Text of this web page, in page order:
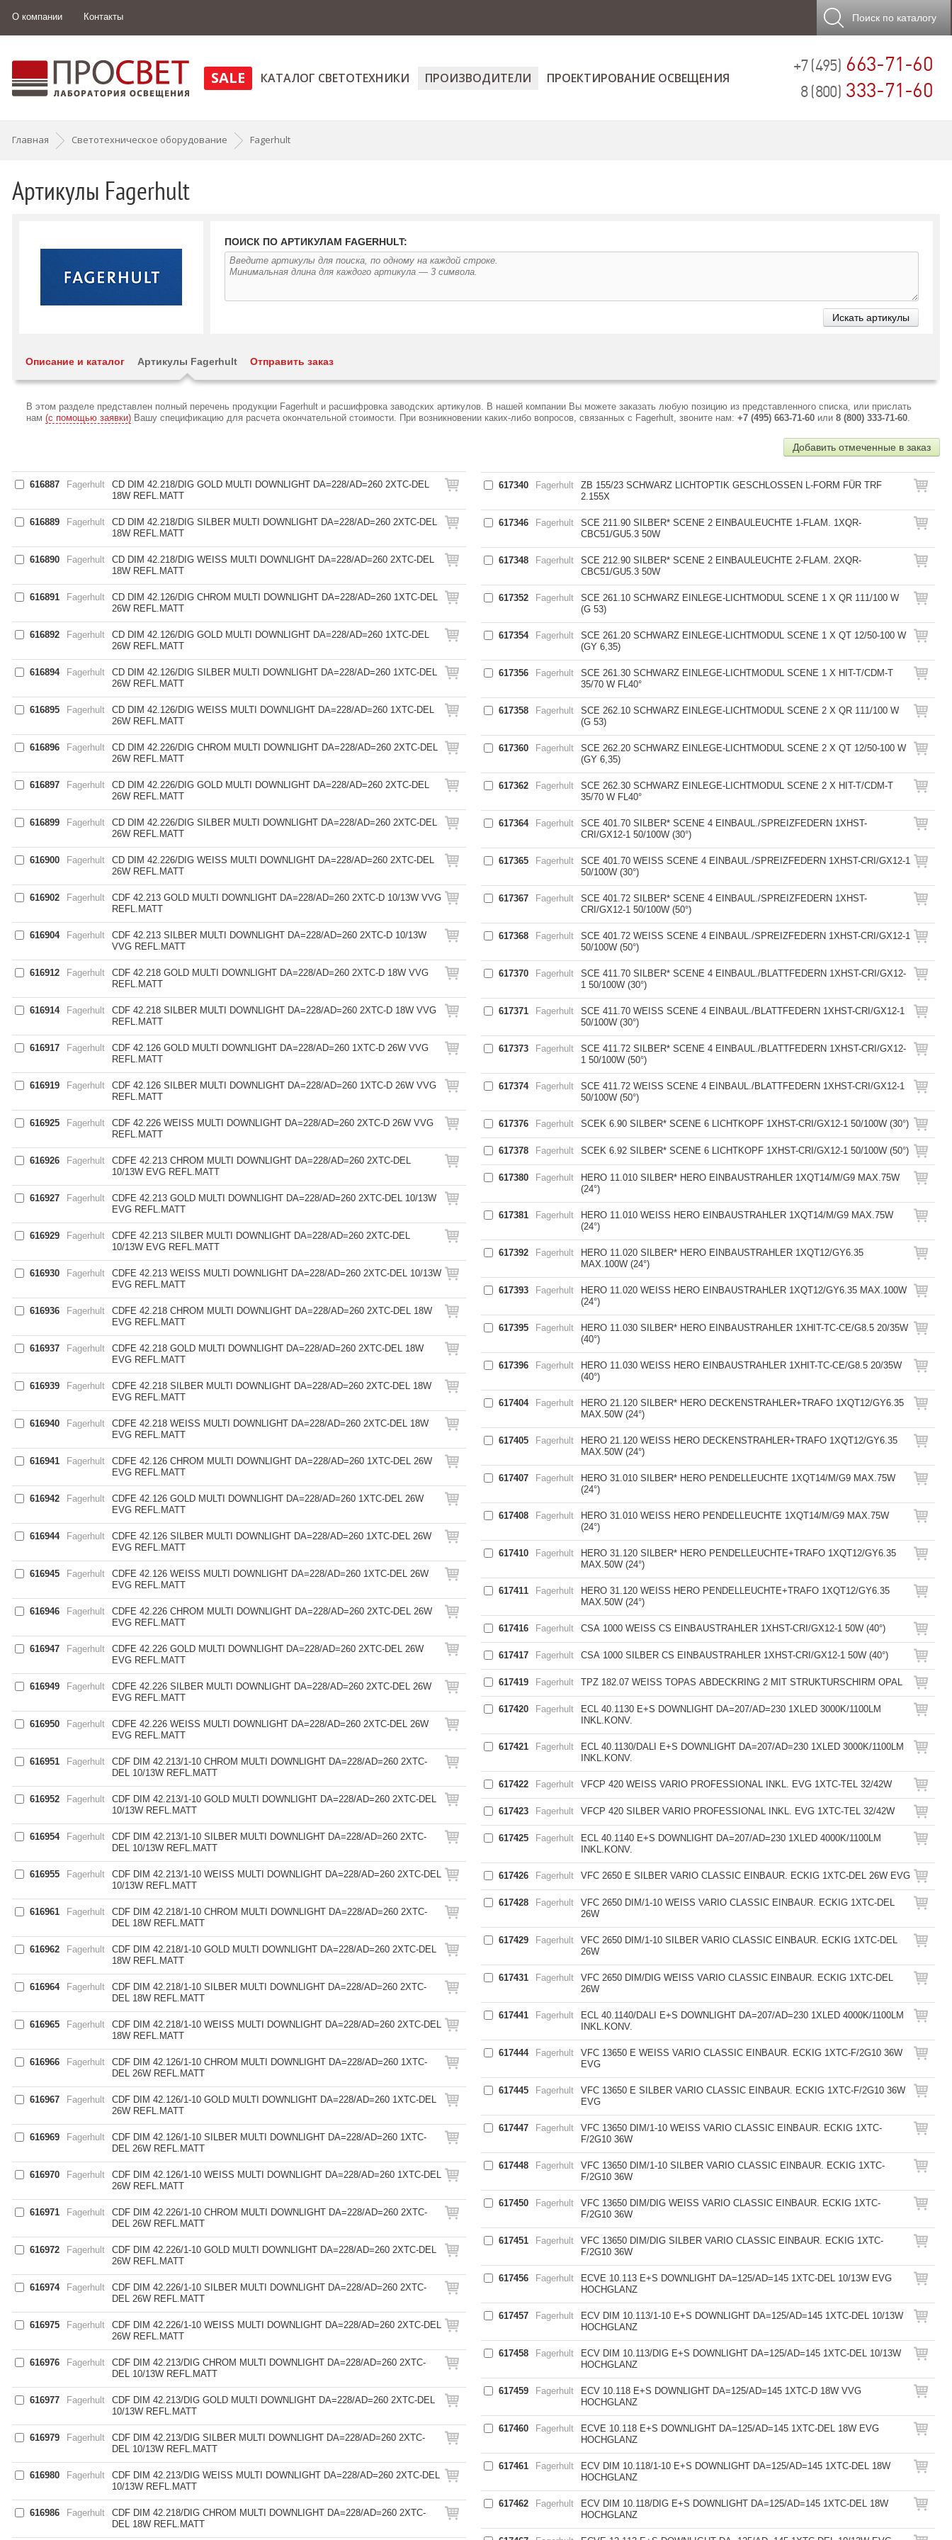
О компании Контакты Поиск по каталогу
+7 (495) 663-71-60
8 (800) 333-71-60
SALE КАТАЛОГ СВЕТОТЕХНИКИ ПРОИЗВОДИТЕЛИ ПРОЕКТИРОВАНИЕ ОСВЕЩЕНИЯ
Главная Светотехническое оборудование Fagerhult
Артикулы Fagerhult
ПОИСК ПО АРТИКУЛАМ FAGERHULT:
Описание и каталог Артикулы Fagerhult Отправить заказ
В этом разделе представлен полный перечень продукции Fagerhult и расшифровка заводских артикулов. В нашей компании Вы можете заказать любую позицию из представленного списка, или прислать
нам (с помощью заявки) Вашу спецификацию для расчета окончательной стоимости. При возникновении каких-либо вопросов, связанных с Fagerhult, звоните нам: +7 (495) 663-71-60 или 8 (800) 333-71-60.
Добавить отмеченные в заказ
616887 Fagerhult
CD DIM 42.218/DIG GOLD MULTI DOWNLIGHT DA=228/AD=260 2XTC-DEL
18W REFL.MATT
616889 Fagerhult
CD DIM 42.218/DIG SILBER MULTI DOWNLIGHT DA=228/AD=260 2XTC-DEL
18W REFL.MATT
616890 Fagerhult
CD DIM 42.218/DIG WEISS MULTI DOWNLIGHT DA=228/AD=260 2XTC-DEL
18W REFL.MATT
616891 Fagerhult
CD DIM 42.126/DIG CHROM MULTI DOWNLIGHT DA=228/AD=260 1XTC-DEL
26W REFL.MATT
616892 Fagerhult
CD DIM 42.126/DIG GOLD MULTI DOWNLIGHT DA=228/AD=260 1XTC-DEL
26W REFL.MATT
616894 Fagerhult
CD DIM 42.126/DIG SILBER MULTI DOWNLIGHT DA=228/AD=260 1XTC-DEL
26W REFL.MATT
616895 Fagerhult
CD DIM 42.126/DIG WEISS MULTI DOWNLIGHT DA=228/AD=260 1XTC-DEL
26W REFL.MATT
616896 Fagerhult
CD DIM 42.226/DIG CHROM MULTI DOWNLIGHT DA=228/AD=260 2XTC-DEL
26W REFL.MATT
616897 Fagerhult
CD DIM 42.226/DIG GOLD MULTI DOWNLIGHT DA=228/AD=260 2XTC-DEL
26W REFL.MATT
616899 Fagerhult
CD DIM 42.226/DIG SILBER MULTI DOWNLIGHT DA=228/AD=260 2XTC-DEL
26W REFL.MATT
616900 Fagerhult
CD DIM 42.226/DIG WEISS MULTI DOWNLIGHT DA=228/AD=260 2XTC-DEL
26W REFL.MATT
616902 Fagerhult
CDF 42.213 GOLD MULTI DOWNLIGHT DA=228/AD=260 2XTC-D 10/13W VVG
REFL.MATT
616904 Fagerhult
CDF 42.213 SILBER MULTI DOWNLIGHT DA=228/AD=260 2XTC-D 10/13W
VVG REFL.MATT
616912 Fagerhult
CDF 42.218 GOLD MULTI DOWNLIGHT DA=228/AD=260 2XTC-D 18W VVG
REFL.MATT
616914 Fagerhult
CDF 42.218 SILBER MULTI DOWNLIGHT DA=228/AD=260 2XTC-D 18W VVG
REFL.MATT
616917 Fagerhult
CDF 42.126 GOLD MULTI DOWNLIGHT DA=228/AD=260 1XTC-D 26W VVG
REFL.MATT
616919 Fagerhult
CDF 42.126 SILBER MULTI DOWNLIGHT DA=228/AD=260 1XTC-D 26W VVG
REFL.MATT
616925 Fagerhult
CDF 42.226 WEISS MULTI DOWNLIGHT DA=228/AD=260 2XTC-D 26W VVG
REFL.MATT
616926 Fagerhult
CDFE 42.213 CHROM MULTI DOWNLIGHT DA=228/AD=260 2XTC-DEL
10/13W EVG REFL.MATT
616927 Fagerhult
CDFE 42.213 GOLD MULTI DOWNLIGHT DA=228/AD=260 2XTC-DEL 10/13W
EVG REFL.MATT
616929 Fagerhult
CDFE 42.213 SILBER MULTI DOWNLIGHT DA=228/AD=260 2XTC-DEL
10/13W EVG REFL.MATT
616930 Fagerhult
CDFE 42.213 WEISS MULTI DOWNLIGHT DA=228/AD=260 2XTC-DEL 10/13W
EVG REFL.MATT
616936 Fagerhult
CDFE 42.218 CHROM MULTI DOWNLIGHT DA=228/AD=260 2XTC-DEL 18W
EVG REFL.MATT
616937 Fagerhult
CDFE 42.218 GOLD MULTI DOWNLIGHT DA=228/AD=260 2XTC-DEL 18W
EVG REFL.MATT
616939 Fagerhult
CDFE 42.218 SILBER MULTI DOWNLIGHT DA=228/AD=260 2XTC-DEL 18W
EVG REFL.MATT
616940 Fagerhult
CDFE 42.218 WEISS MULTI DOWNLIGHT DA=228/AD=260 2XTC-DEL 18W
EVG REFL.MATT
616941 Fagerhult
CDFE 42.126 CHROM MULTI DOWNLIGHT DA=228/AD=260 1XTC-DEL 26W
EVG REFL.MATT
616942 Fagerhult
CDFE 42.126 GOLD MULTI DOWNLIGHT DA=228/AD=260 1XTC-DEL 26W
EVG REFL.MATT
616944 Fagerhult
CDFE 42.126 SILBER MULTI DOWNLIGHT DA=228/AD=260 1XTC-DEL 26W
EVG REFL.MATT
616945 Fagerhult
CDFE 42.126 WEISS MULTI DOWNLIGHT DA=228/AD=260 1XTC-DEL 26W
EVG REFL.MATT
616946 Fagerhult
CDFE 42.226 CHROM MULTI DOWNLIGHT DA=228/AD=260 2XTC-DEL 26W
EVG REFL.MATT
616947 Fagerhult
CDFE 42.226 GOLD MULTI DOWNLIGHT DA=228/AD=260 2XTC-DEL 26W
EVG REFL.MATT
616949 Fagerhult
CDFE 42.226 SILBER MULTI DOWNLIGHT DA=228/AD=260 2XTC-DEL 26W
EVG REFL.MATT
616950 Fagerhult
CDFE 42.226 WEISS MULTI DOWNLIGHT DA=228/AD=260 2XTC-DEL 26W
EVG REFL.MATT
616951 Fagerhult
CDF DIM 42.213/1-10 CHROM MULTI DOWNLIGHT DA=228/AD=260 2XTC-
DEL 10/13W REFL.MATT
616952 Fagerhult
CDF DIM 42.213/1-10 GOLD MULTI DOWNLIGHT DA=228/AD=260 2XTC-DEL
10/13W REFL.MATT
616954 Fagerhult
CDF DIM 42.213/1-10 SILBER MULTI DOWNLIGHT DA=228/AD=260 2XTC-
DEL 10/13W REFL.MATT
616955 Fagerhult
CDF DIM 42.213/1-10 WEISS MULTI DOWNLIGHT DA=228/AD=260 2XTC-DEL
10/13W REFL.MATT
616961 Fagerhult
CDF DIM 42.218/1-10 CHROM MULTI DOWNLIGHT DA=228/AD=260 2XTC-
DEL 18W REFL.MATT
616962 Fagerhult
CDF DIM 42.218/1-10 GOLD MULTI DOWNLIGHT DA=228/AD=260 2XTC-DEL
18W REFL.MATT
616964 Fagerhult
CDF DIM 42.218/1-10 SILBER MULTI DOWNLIGHT DA=228/AD=260 2XTC-
DEL 18W REFL.MATT
616965 Fagerhult
CDF DIM 42.218/1-10 WEISS MULTI DOWNLIGHT DA=228/AD=260 2XTC-DEL
18W REFL.MATT
616966 Fagerhult
CDF DIM 42.126/1-10 CHROM MULTI DOWNLIGHT DA=228/AD=260 1XTC-
DEL 26W REFL.MATT
616967 Fagerhult
CDF DIM 42.126/1-10 GOLD MULTI DOWNLIGHT DA=228/AD=260 1XTC-DEL
26W REFL.MATT
616969 Fagerhult
CDF DIM 42.126/1-10 SILBER MULTI DOWNLIGHT DA=228/AD=260 1XTC-
DEL 26W REFL.MATT
616970 Fagerhult
CDF DIM 42.126/1-10 WEISS MULTI DOWNLIGHT DA=228/AD=260 1XTC-DEL
26W REFL.MATT
616971 Fagerhult
CDF DIM 42.226/1-10 CHROM MULTI DOWNLIGHT DA=228/AD=260 2XTC-
DEL 26W REFL.MATT
616972 Fagerhult
CDF DIM 42.226/1-10 GOLD MULTI DOWNLIGHT DA=228/AD=260 2XTC-DEL
26W REFL.MATT
616974 Fagerhult
CDF DIM 42.226/1-10 SILBER MULTI DOWNLIGHT DA=228/AD=260 2XTC-
DEL 26W REFL.MATT
616975 Fagerhult
CDF DIM 42.226/1-10 WEISS MULTI DOWNLIGHT DA=228/AD=260 2XTC-DEL
26W REFL.MATT
616976 Fagerhult
CDF DIM 42.213/DIG CHROM MULTI DOWNLIGHT DA=228/AD=260 2XTC-
DEL 10/13W REFL.MATT
616977 Fagerhult
CDF DIM 42.213/DIG GOLD MULTI DOWNLIGHT DA=228/AD=260 2XTC-DEL
10/13W REFL.MATT
616979 Fagerhult
CDF DIM 42.213/DIG SILBER MULTI DOWNLIGHT DA=228/AD=260 2XTC-
DEL 10/13W REFL.MATT
616980 Fagerhult
CDF DIM 42.213/DIG WEISS MULTI DOWNLIGHT DA=228/AD=260 2XTC-DEL
10/13W REFL.MATT
616986 Fagerhult
CDF DIM 42.218/DIG CHROM MULTI DOWNLIGHT DA=228/AD=260 2XTC-
DEL 18W REFL.MATT
617340 Fagerhult
ZB 155/23 SCHWARZ LICHTOPTIK GESCHLOSSEN L-FORM FÜR TRF
2.155X
617346 Fagerhult
SCE 211.90 SILBER* SCENE 2 EINBAULEUCHTE 1-FLAM. 1XQR-
CBC51/GU5.3 50W
617348 Fagerhult
SCE 212.90 SILBER* SCENE 2 EINBAULEUCHTE 2-FLAM. 2XQR-
CBC51/GU5.3 50W
617352 Fagerhult
SCE 261.10 SCHWARZ EINLEGE-LICHTMODUL SCENE 1 X QR 111/100 W
(G 53)
617354 Fagerhult
SCE 261.20 SCHWARZ EINLEGE-LICHTMODUL SCENE 1 X QT 12/50-100 W
(GY 6,35)
617356 Fagerhult
SCE 261.30 SCHWARZ EINLEGE-LICHTMODUL SCENE 1 X HIT-T/CDM-T
35/70 W FL40°
617358 Fagerhult
SCE 262.10 SCHWARZ EINLEGE-LICHTMODUL SCENE 2 X QR 111/100 W
(G 53)
617360 Fagerhult
SCE 262.20 SCHWARZ EINLEGE-LICHTMODUL SCENE 2 X QT 12/50-100 W
(GY 6,35)
617362 Fagerhult
SCE 262.30 SCHWARZ EINLEGE-LICHTMODUL SCENE 2 X HIT-T/CDM-T
35/70 W FL40°
617364 Fagerhult
SCE 401.70 SILBER* SCENE 4 EINBAUL./SPREIZFEDERN 1XHST-
CRI/GX12-1 50/100W (30°)
617365 Fagerhult
SCE 401.70 WEISS SCENE 4 EINBAUL./SPREIZFEDERN 1XHST-CRI/GX12-1
50/100W (30°)
617367 Fagerhult
SCE 401.72 SILBER* SCENE 4 EINBAUL./SPREIZFEDERN 1XHST-
CRI/GX12-1 50/100W (50°)
617368 Fagerhult
SCE 401.72 WEISS SCENE 4 EINBAUL./SPREIZFEDERN 1XHST-CRI/GX12-1
50/100W (50°)
617370 Fagerhult
SCE 411.70 SILBER* SCENE 4 EINBAUL./BLATTFEDERN 1XHST-CRI/GX12-
1 50/100W (30°)
617371 Fagerhult
SCE 411.70 WEISS SCENE 4 EINBAUL./BLATTFEDERN 1XHST-CRI/GX12-1
50/100W (30°)
617373 Fagerhult
SCE 411.72 SILBER* SCENE 4 EINBAUL./BLATTFEDERN 1XHST-CRI/GX12-
1 50/100W (50°)
617374 Fagerhult
SCE 411.72 WEISS SCENE 4 EINBAUL./BLATTFEDERN 1XHST-CRI/GX12-1
50/100W (50°)
617376 Fagerhult SCEK 6.90 SILBER* SCENE 6 LICHTKOPF 1XHST-CRI/GX12-1 50/100W (30°)
617378 Fagerhult SCEK 6.92 SILBER* SCENE 6 LICHTKOPF 1XHST-CRI/GX12-1 50/100W (50°)
617380 Fagerhult
HERO 11.010 SILBER* HERO EINBAUSTRAHLER 1XQT14/M/G9 MAX.75W
(24°)
617381 Fagerhult
HERO 11.010 WEISS HERO EINBAUSTRAHLER 1XQT14/M/G9 MAX.75W
(24°)
617392 Fagerhult
HERO 11.020 SILBER* HERO EINBAUSTRAHLER 1XQT12/GY6.35
MAX.100W (24°)
617393 Fagerhult
HERO 11.020 WEISS HERO EINBAUSTRAHLER 1XQT12/GY6.35 MAX.100W
(24°)
617395 Fagerhult
HERO 11.030 SILBER* HERO EINBAUSTRAHLER 1XHIT-TC-CE/G8.5 20/35W
(40°)
617396 Fagerhult
HERO 11.030 WEISS HERO EINBAUSTRAHLER 1XHIT-TC-CE/G8.5 20/35W
(40°)
617404 Fagerhult
HERO 21.120 SILBER* HERO DECKENSTRAHLER+TRAFO 1XQT12/GY6.35
MAX.50W (24°)
617405 Fagerhult
HERO 21.120 WEISS HERO DECKENSTRAHLER+TRAFO 1XQT12/GY6.35
MAX.50W (24°)
617407 Fagerhult
HERO 31.010 SILBER* HERO PENDELLEUCHTE 1XQT14/M/G9 MAX.75W
(24°)
617408 Fagerhult
HERO 31.010 WEISS HERO PENDELLEUCHTE 1XQT14/M/G9 MAX.75W
(24°)
617410 Fagerhult
HERO 31.120 SILBER* HERO PENDELLEUCHTE+TRAFO 1XQT12/GY6.35
MAX.50W (24°)
617411 Fagerhult
HERO 31.120 WEISS HERO PENDELLEUCHTE+TRAFO 1XQT12/GY6.35
MAX.50W (24°)
617416 Fagerhult CSA 1000 WEISS CS EINBAUSTRAHLER 1XHST-CRI/GX12-1 50W (40°)
617417 Fagerhult CSA 1000 SILBER CS EINBAUSTRAHLER 1XHST-CRI/GX12-1 50W (40°)
617419 Fagerhult TPZ 182.07 WEISS TOPAS ABDECKRING 2 MIT STRUKTURSCHIRM OPAL
617420 Fagerhult
ECL 40.1130 E+S DOWNLIGHT DA=207/AD=230 1XLED 3000K/1100LM
INKL.KONV.
617421 Fagerhult
ECL 40.1130/DALI E+S DOWNLIGHT DA=207/AD=230 1XLED 3000K/1100LM
INKL.KONV.
617422 Fagerhult VFCP 420 WEISS VARIO PROFESSIONAL INKL. EVG 1XTC-TEL 32/42W
617423 Fagerhult VFCP 420 SILBER VARIO PROFESSIONAL INKL. EVG 1XTC-TEL 32/42W
617425 Fagerhult
ECL 40.1140 E+S DOWNLIGHT DA=207/AD=230 1XLED 4000K/1100LM
INKL.KONV.
617426 Fagerhult VFC 2650 E SILBER VARIO CLASSIC EINBAUR. ECKIG 1XTC-DEL 26W EVG
617428 Fagerhult
VFC 2650 DIM/1-10 WEISS VARIO CLASSIC EINBAUR. ECKIG 1XTC-DEL
26W
617429 Fagerhult
VFC 2650 DIM/1-10 SILBER VARIO CLASSIC EINBAUR. ECKIG 1XTC-DEL
26W
617431 Fagerhult
VFC 2650 DIM/DIG WEISS VARIO CLASSIC EINBAUR. ECKIG 1XTC-DEL
26W
617441 Fagerhult
ECL 40.1140/DALI E+S DOWNLIGHT DA=207/AD=230 1XLED 4000K/1100LM
INKL.KONV.
617444 Fagerhult
VFC 13650 E WEISS VARIO CLASSIC EINBAUR. ECKIG 1XTC-F/2G10 36W
EVG
617445 Fagerhult
VFC 13650 E SILBER VARIO CLASSIC EINBAUR. ECKIG 1XTC-F/2G10 36W
EVG
617447 Fagerhult
VFC 13650 DIM/1-10 WEISS VARIO CLASSIC EINBAUR. ECKIG 1XTC-
F/2G10 36W
617448 Fagerhult
VFC 13650 DIM/1-10 SILBER VARIO CLASSIC EINBAUR. ECKIG 1XTC-
F/2G10 36W
617450 Fagerhult
VFC 13650 DIM/DIG WEISS VARIO CLASSIC EINBAUR. ECKIG 1XTC-
F/2G10 36W
617451 Fagerhult
VFC 13650 DIM/DIG SILBER VARIO CLASSIC EINBAUR. ECKIG 1XTC-
F/2G10 36W
617456 Fagerhult
ECVE 10.113 E+S DOWNLIGHT DA=125/AD=145 1XTC-DEL 10/13W EVG
HOCHGLANZ
617457 Fagerhult
ECV DIM 10.113/1-10 E+S DOWNLIGHT DA=125/AD=145 1XTC-DEL 10/13W
HOCHGLANZ
617458 Fagerhult
ECV DIM 10.113/DIG E+S DOWNLIGHT DA=125/AD=145 1XTC-DEL 10/13W
HOCHGLANZ
617459 Fagerhult
ECV 10.118 E+S DOWNLIGHT DA=125/AD=145 1XTC-D 18W VVG
HOCHGLANZ
617460 Fagerhult
ECVE 10.118 E+S DOWNLIGHT DA=125/AD=145 1XTC-DEL 18W EVG
HOCHGLANZ
617461 Fagerhult
ECV DIM 10.118/1-10 E+S DOWNLIGHT DA=125/AD=145 1XTC-DEL 18W
HOCHGLANZ
617462 Fagerhult
ECV DIM 10.118/DIG E+S DOWNLIGHT DA=125/AD=145 1XTC-DEL 18W
HOCHGLANZ